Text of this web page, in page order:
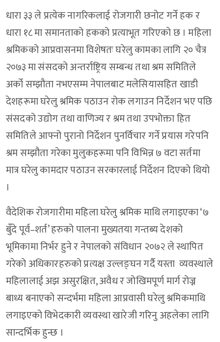
धारा ३३ ले प्रत्येक नागरिकलाई रोजगारी छनोट गर्ने हक र
धारा १८ मा समानताको हकको प्रत्याभूत गरिएको छ । महिला
श्रमिकको आप्रवासनमा विशेषतः घरेलु कामका लागि २० चैत्र
२०७३ मा संसदको अन्तर्राष्ट्रिय सम्बन्ध तथा श्रम समितिले
अर्को सम्झौता नभएसम्म नेपालबाट मलेसियासहित खाडी
देशहरूमा घरेलु श्रमिक पठाउन रोक लगाउन निर्देशन भए पछि
संसदको उद्योग तथा वाणिज्य र श्रम तथा उपभोक्ता हित
समितिले आफ्नो पुरानो निर्देशन पुनर्विचार गर्ने प्रयास गरेपनि
श्रम सम्झौता गरेका मुलुकहरूमा पनि विभिन्न ७ वटा सर्तमा
मात्र घरेलु कामदार पठाउन सरकारलाई निर्देशन दिएको थियो
।
वैदेशिक रोजगारीमा महिला घरेलु श्रमिक माथि लगाइएका ‘७
बुँदे पूर्व–शर्त’ हरुको पालना मुख्यतया गन्तब्य देशको
भूमिकामा निर्भर हुने र नेपालको संविधान २०७२ ले स्थापित
गरेको अधिकारहरुको प्रत्यक्ष उल्लङ्घन गर्दै यस्ता व्यवस्थाले
महिलालाई अझ असुरक्षित, अवैध र जोखिमपूर्ण मार्ग रोज्न
बाध्य बनाएको सन्दर्भमा महिला आप्रवासी घरेलु श्रमिकमाथि
लगाइएको विभेदकारी व्यवस्था खारेजी गरिनु अहलेका लागि
सान्दर्भिक हुन्छ ।